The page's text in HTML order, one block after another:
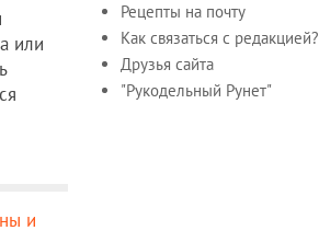
или
Рецепты на почту
Как связаться с редакцией?
Друзья сайта
"Рукодельный Рунет"